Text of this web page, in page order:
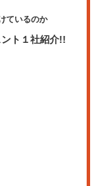
ているのか
ト１社紹介!!